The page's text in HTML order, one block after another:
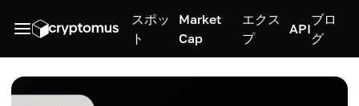
スポッ
ト
Market
Cap
エクス
プ
API
ブロ
グ